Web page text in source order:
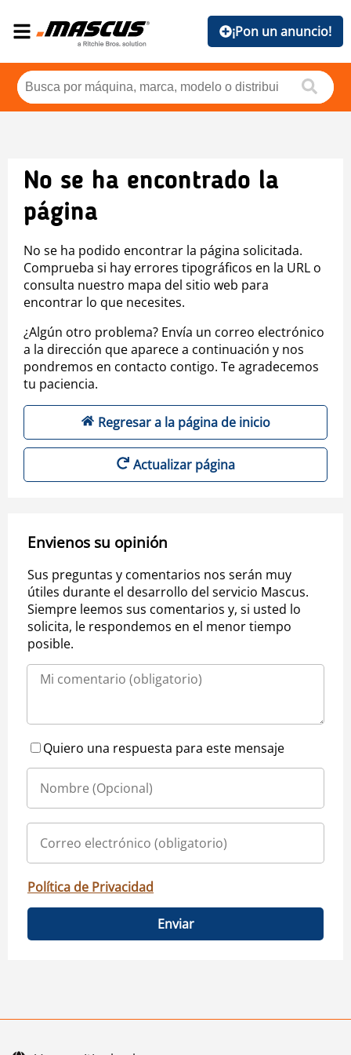
¡Pon un anuncio!
No se ha encontrado la
página
No se ha podido encontrar la página solicitada.
Comprueba si hay errores tipográficos en la URL o
consulta nuestro mapa del sitio web para
encontrar lo que necesites.
¿Algún otro problema? Envía un correo electrónico
a la dirección que aparece a continuación y nos
pondremos en contacto contigo. Te agradecemos
tu paciencia.
Regresar a la página de inicio
Actualizar página
Envienos su opinión
Sus preguntas y comentarios nos serán muy
útiles durante el desarrollo del servicio Mascus.
Siempre leemos sus comentarios y, si usted lo
solicita, le respondemos en el menor tiempo
posible.
Quiero una respuesta para este mensaje
Política de Privacidad
Enviar